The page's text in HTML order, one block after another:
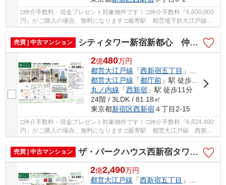
□仲介手数料・現金プレゼント対象物件です！ □仲介手数料『6,600,000
円』がご購入の場合、無料になります □最寄駅 都営地下鉄大江戸線
西新宿五丁目駅 徒歩約6分 □地上40階建て、総...
売買 | 中古マンション
シティタワー新宿新都心 仲介手数料無料＋100万円現金プレゼント中
2億480万円
都営大江戸線 「西新宿五丁目 」駅 徒歩2分
都営大江戸線 「都庁前」駅 徒歩11分
丸ノ内線 「西新宿」駅 徒歩11分
24階 / 3LDK / 81.18㎡
東京都新宿区西新宿４丁目2-15
□仲介手数料・現金プレゼント対象物件です！ □仲介手数料『6,824,400
円』がご購入の場合、無料になります □最寄駅 都営大江戸線 西新宿
五丁目駅 徒歩約2分 □リノベーション物件 □都...
売買 | 中古マンション
ザ・パークハウス西新宿タワー60 仲介手数料無料＋100万円現金プレゼント中
2億2,490万円
都営大江戸線 「西新宿五丁目 」駅 徒歩7分